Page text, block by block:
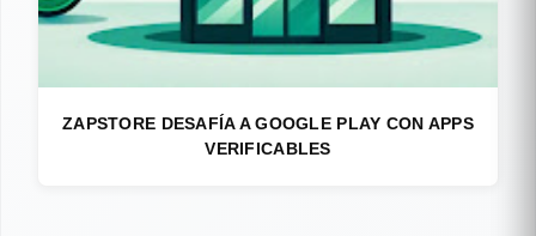
ZAPSTORE DESAFÍA A GOOGLE PLAY CON APPS
VERIFICABLES